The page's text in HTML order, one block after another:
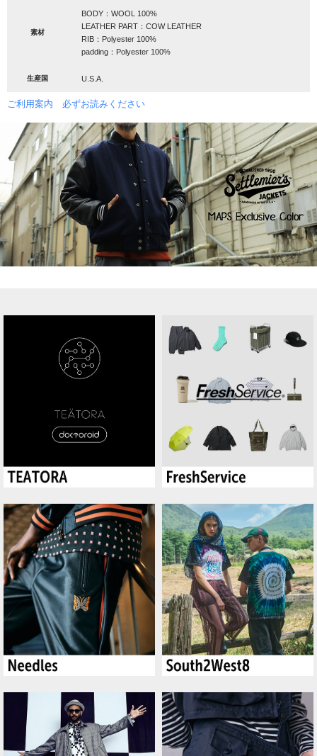
素材
BODY：WOOL 100%
LEATHER PART：COW LEATHER
RIB：Polyester 100%
padding：Polyester 100%
生産国 U.S.A.
ご利用案内 必ずお読みください